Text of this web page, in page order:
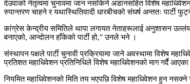
देउवाको नेतृत्वमा चुनावमा जान नसकिने अडानसहित विशेष
रुपान्तरण चाहने र यथास्थितिवादी धारबीचको संघर्ष अन्ततः पार्टी
कांग्रेस केन्द्रीय समितिले थापा लगायत नेताहरूलाई अनुशासन उल्लंघन
बनाएको, आन्दोलन हाँकेको पार्टी हो,” उनले भने ।
संस्थापन पक्षले पार्टी चुनावी प्रक्रियामा जाने अवस्थामा विशेष
प्रतिशत महाधिवेशन प्रतिनिधिले विशेष महाधिवेशनको माग गर्दै आएका
नियमित महाधिवेशनको मिति तय भएपछि विशेष महाधिवेशन हुन